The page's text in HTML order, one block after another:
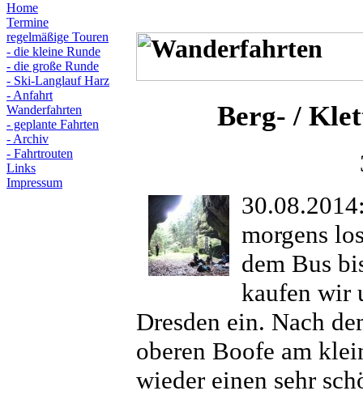
Home
Termine
regelmäßige Touren
- die kleine Runde
- die große Runde
- Ski-Langlauf Harz
- Anfahrt
Wanderfahrten
- geplante Fahrten
- Archiv
- Fahrtrouten
Links
Impressum
Berg- /
morgens
dem Bus
kaufen wir
Dresden ein. Nach
oberen Boofe am
wieder einen sehr